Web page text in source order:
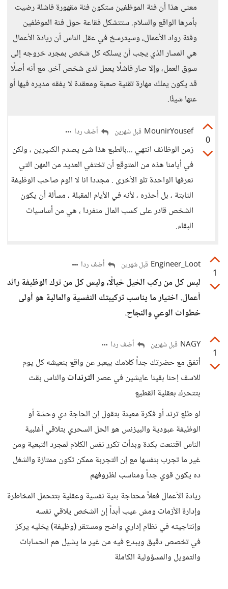
معنى هذا أن فئة الموظفين ستكون فئة مقهورة فاشلة رضيت
بأمرها الواقع والسلام. ستتشكل فقاعة حول فئة الموظفين
وفئة رواد الأعمال، وسيترسخ في عقل الناس أن ريادة الأعمال
هي المسار الذي يجب أن يسلكه كل شخص بمجرد خروجه إلى
سوق العمل، وإلا صار فاشلًا يعمل لدى شخص آخر. مع أنه أصلًا
قد يكون يملك مهارة تقنية صعبة ومعقدة لا يفقه مديره فيها أو
عنها شيئًا.
0
MounirYousef قبل شهرين أضف ردا
زمن الوظائف انتهي ...بالطبع هذا شئ يصدم الكثيرين ، ولكن
في أيامنا هذه من المتوقع أن تختفي العديد من المهن التي
نعرفها الواحدة تلو الأخرى . مجددا انا لا الوم صاحب الوظيفة
الثابتة ، بل أحذره ، لأنه في الأيام المقبلة ، مسألة أن يكون
الشخص قادر على كسب المال منفردا ، هي من أساسيات
البقاء.
1
Engineer_Loot قبل شهرين أضف ردا
ليس كل من ركب الخيل خيالًا، وليس كل من ترك الوظيفة رائد
أعمال. اختيار ما يناسب تركيبتك النفسية والمالية هو أولى
خطوات الوعي والنجاح.
1
NAGY قبل شهرين أضف ردا
أتفق مع حضرتك جداً كلامك بيعبر عن واقع بنعيشه كل يوم
للاسف إحنا بقينا عايشين في عصرالترندات والناس بقت
بتتحرك بعقلية القطيع
لو طلع ترند أو فكرة معينة بتقول إن الحاجة دي وحشة أو
الوظيفة عبودية والبيزنس هو الحل السحري بتلاقي أغلبية
الناس اقتنعت بكدة وبدأت تكرر نفس الكلام لمجرد التبعية ومن
غير ما تجرب بنفسها مع إن التجربة ممكن تكون ممتازة والشغل
ده يكون قوي جداً ومناسب لظروفهم
ريادة الأعمال فعلاً محتاجة بنية نفسية وعقلية بتتحمل المخاطرة
وإدارة الأزمات ومش عيب أبداً إن الشخص يلاقي نفسه
وإنتاجيته في نظام إداري واضح ومستقر (وظيفة) يخليه يركز
في تخصص دقيق ويبدع فيه من غير ما يشيل هم الحسابات
والتمويل والمسؤولية الكاملة